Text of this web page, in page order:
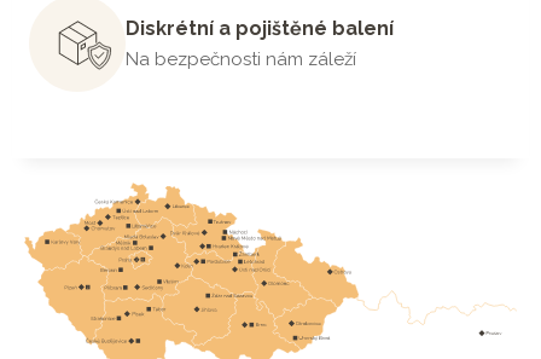
Diskrétní a pojištěné balení
Na bezpečnosti nám záleží